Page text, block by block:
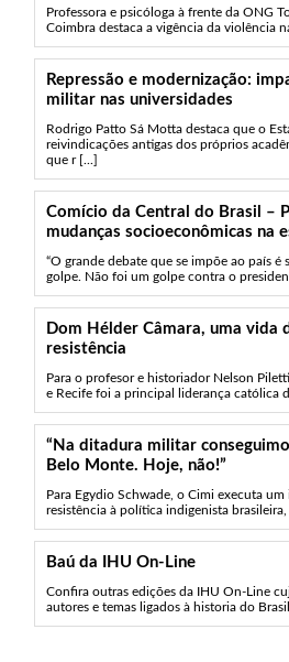
Professora e psicóloga à frente da ONG
Coimbra destaca a vigência da violência
Repressão e modernização:
militar nas universidades
Rodrigo Patto Sá Motta destaca que o
reivindicações antigas dos próprios
que r [...]
Comício da Central do Brasil –
mudanças socioeconômicas na
“O grande debate que se impõe ao país
golpe. Não foi um golpe contra o
Dom Hélder Câmara, uma vida
resistência
Para o profesor e historiador Nelson
e Recife foi a principal liderança católica
“Na ditadura militar
Belo Monte. Hoje, não!”
Para Egydio Schwade, o Cimi executa
resistência à política indigenista brasileira,
Baú da IHU On-Line
Confira outras edições da IHU On-Line
autores e temas ligados à historia do